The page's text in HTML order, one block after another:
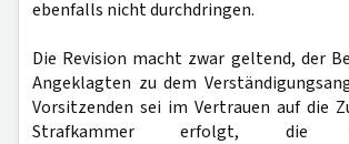
ebenfalls nicht durchdringen.
Die Revision macht zwar geltend, der
Angeklagten zu dem
Vorsitzenden sei im Vertrauen auf die
Strafkammer erfolgt, die